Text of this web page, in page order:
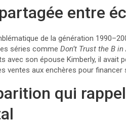
entre
de la génération
séries comme Don’t Trust the B
avec son épouse Kimberly, il avait
ventes aux enchères pour financer
qui